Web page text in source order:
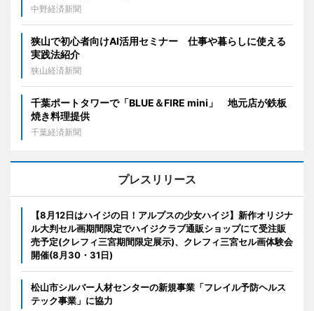
中野経済新聞
狭山で初心者向けAI活用セミナー 仕事や暮らしに使える
実践法紹介
狭山経済新聞
千葉ポートタワーで「BLUE＆FIRE mini」 地元店が鉄板
焼き料理提供
千葉経済新聞
プレスリリース
【8月12日はハイジの日！アルプスの少女ハイジ】新作オリジナ
ル大判セル画期間限定でハイジクラブ通販ショップにて受注販
売予定(クレフィ三宮期間限定展示)、クレフィ三宮セル画体験会
開催(8月30・31日)
松山市シルバー人材センターの新規事業「フレイル予防ヘルス
テック事業」に協力